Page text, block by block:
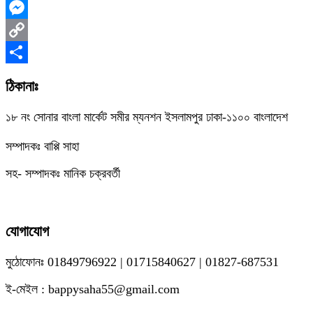
WhatsApp
Messenger
Copy
Link
Share
ঠিকানাঃ
১৮ নং সোনার বাংলা মার্কেট সমীর ম্যনশন ইসলামপুর ঢাকা-১১০০ বাংলাদেশ
সম্পাদকঃ বাপ্পি সাহা
সহ- সম্পাদকঃ মানিক চক্রবর্তী
যোগাযোগ
মুঠোফোনঃ 01849796922 | 01715840627 | 01827-687531
ই-মেইল : bappysaha55@gmail.com